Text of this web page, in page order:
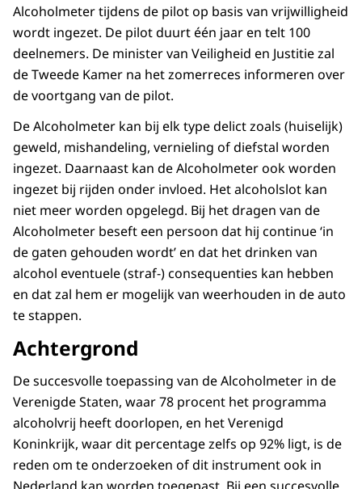
Alcoholmeter tijdens de pilot op basis van vrijwilligheid
wordt ingezet. De pilot duurt één jaar en telt 100
deelnemers. De minister van Veiligheid en Justitie zal
de Tweede Kamer na het zomerreces informeren over
de voortgang van de pilot.
De Alcoholmeter kan bij elk type delict zoals (huiselijk)
geweld, mishandeling, vernieling of diefstal worden
ingezet. Daarnaast kan de Alcoholmeter ook worden
ingezet bij rijden onder invloed. Het alcoholslot kan
niet meer worden opgelegd. Bij het dragen van de
Alcoholmeter beseft een persoon dat hij continue ‘in
de gaten gehouden wordt’ en dat het drinken van
alcohol eventuele (straf-) consequenties kan hebben
en dat zal hem er mogelijk van weerhouden in de auto
te stappen.
Achtergrond
De succesvolle toepassing van de Alcoholmeter in de
Verenigde Staten, waar 78 procent het programma
alcoholvrij heeft doorlopen, en het Verenigd
Koninkrijk, waar dit percentage zelfs op 92% ligt, is de
reden om te onderzoeken of dit instrument ook in